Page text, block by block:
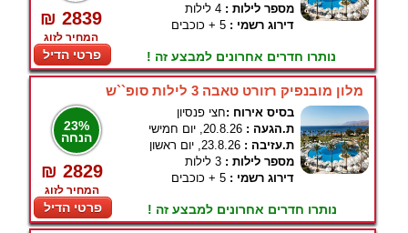
₪ 2839
המחיר לזוג
פרטי הדיל
מספר לילות : 4 לילות
דירוג רשמי : 5 + כוכבים
נותרו חדרים אחרונים למבצע זה !
מלון מובנפיק רזורט טאבה 3 לילות סופ``ש
23%
הנחה
₪ 2829
המחיר לזוג
פרטי הדיל
בסיס אירוח :חצי פנסיון
ת.הגעה : 20.8.26, יום חמישי
ת.עזיבה : 23.8.26, יום ראשון
מספר לילות : 3 לילות
דירוג רשמי : 5 + כוכבים
נותרו חדרים אחרונים למבצע זה !